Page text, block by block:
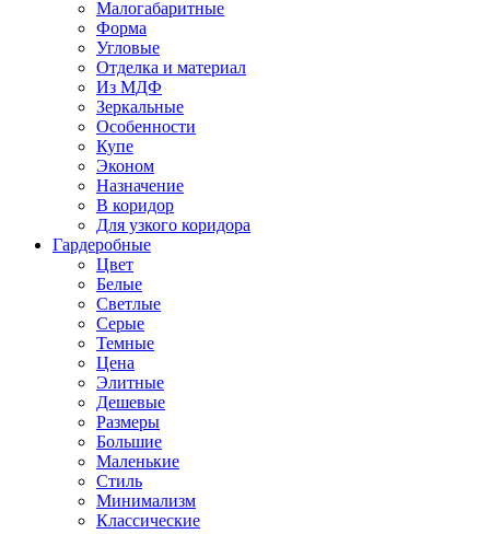
Малогабаритные
Форма
Угловые
Отделка и материал
Из МДФ
Зеркальные
Особенности
Купе
Эконом
Назначение
В коридор
Для узкого коридора
Гардеробные
Цвет
Белые
Светлые
Серые
Темные
Цена
Элитные
Дешевые
Размеры
Большие
Маленькие
Стиль
Минимализм
Классические